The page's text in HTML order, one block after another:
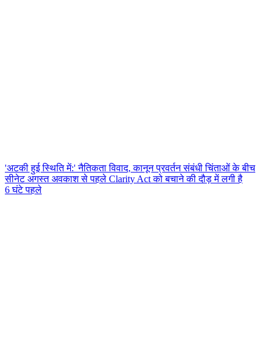
'अटकी हुई स्थिति में:' नैतिकता विवाद, कानून प्रवर्तन संबंधी चिंताओं के बीच
सीनेट अगस्त अवकाश से पहले Clarity Act को बचाने की दौड़ में लगी है
6 घंटे पहले